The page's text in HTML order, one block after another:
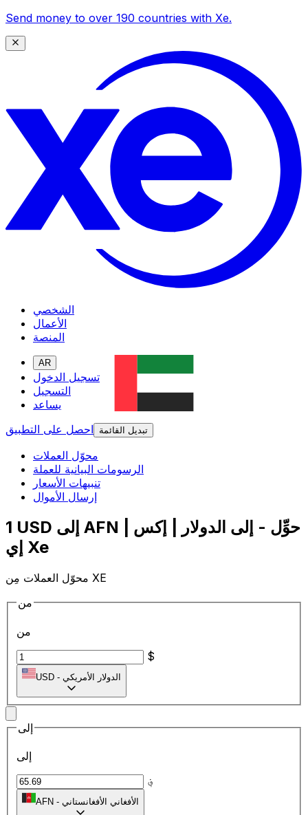
Send money to over 190 countries with Xe.
الشخصي
الأعمال
المنصة
AR
تسجيل الدخول
التسجيل
يساعد
احصل على التطبيق
تبديل القائمة
محوّل العملات
الرسومات البيانية للعملة
تنبيهات الأسعار
إرسال الأموال
1 USD إلى AFN | حوِّل - إلى الدولار | إكس
إي Xe
محوّل العملات مِن XE
من
من
$
USD - الدولار الأمريكي
إلى
إلى
؋
AFN - الأفغاني الأفغانستاني